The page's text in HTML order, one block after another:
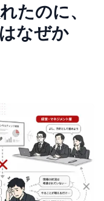
たのに、
なぜか